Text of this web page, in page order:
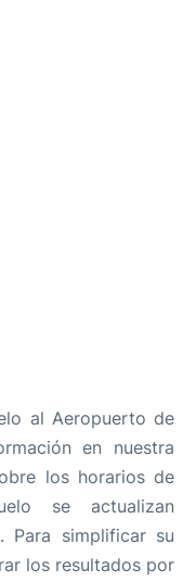
al Aeropuerto de
en nuestra
los horarios de
se actualizan
Para simplificar su
los resultados por